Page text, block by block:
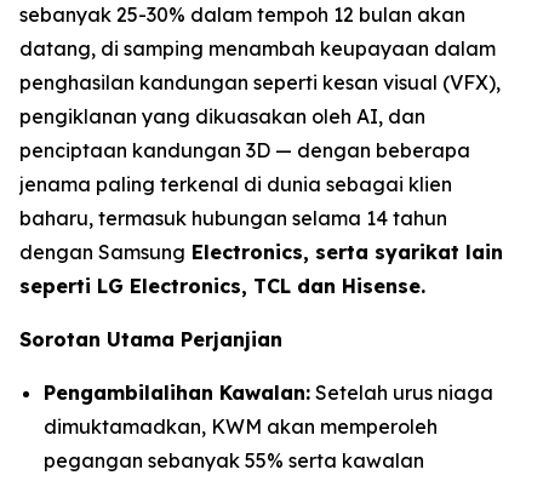
sebanyak 25-30% dalam tempoh 12 bulan akan
datang, di samping menambah keupayaan dalam
penghasilan kandungan seperti kesan visual (VFX),
pengiklanan yang dikuasakan oleh AI, dan
penciptaan kandungan 3D — dengan beberapa
jenama paling terkenal di dunia sebagai klien
baharu, termasuk hubungan selama 14 tahun
dengan Samsung Electronics, serta syarikat lain
seperti LG Electronics, TCL dan Hisense.
Sorotan Utama Perjanjian
Pengambilalihan Kawalan: Setelah urus niaga
dimuktamadkan, KWM akan memperoleh
pegangan sebanyak 55% serta kawalan